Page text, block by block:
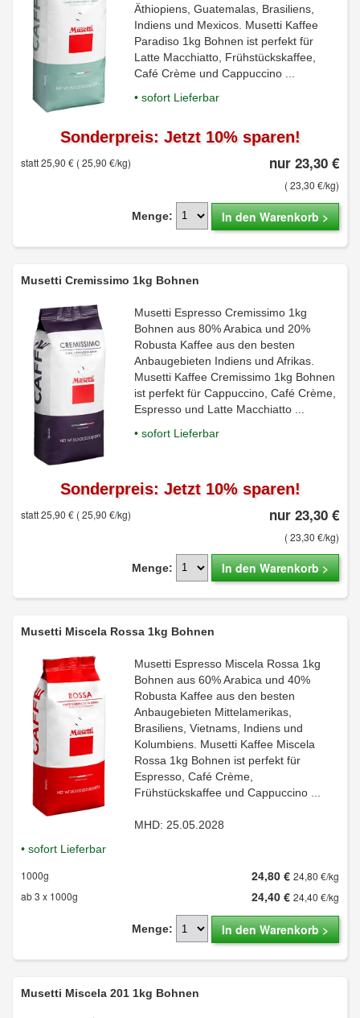
Äthiopiens, Guatemalas, Brasiliens,
Indiens und Mexicos. Musetti Kaffee
Paradiso 1kg Bohnen ist perfekt für
Latte Macchiatto, Frühstückskaffee,
Café Crème und Cappuccino ...
• sofort Lieferbar
Sonderpreis: Jetzt 10% sparen!
statt 25,90 € ( 25,90 €/kg) nur 23,30 €
( 23,30 €/kg)
Menge: In den Warenkorb >
Musetti Cremissimo 1kg Bohnen
Musetti Espresso Cremissimo 1kg
Bohnen aus 80% Arabica und 20%
Robusta Kaffee aus den besten
Anbaugebieten Indiens und Afrikas.
Musetti Kaffee Cremissimo 1kg Bohnen
ist perfekt für Cappuccino, Café Crème,
Espresso und Latte Macchiatto ...
• sofort Lieferbar
Sonderpreis: Jetzt 10% sparen!
statt 25,90 € ( 25,90 €/kg) nur 23,30 €
( 23,30 €/kg)
Menge: In den Warenkorb >
Musetti Miscela Rossa 1kg Bohnen
Musetti Espresso Miscela Rossa 1kg
Bohnen aus 60% Arabica und 40%
Robusta Kaffee aus den besten
Anbaugebieten Mittelamerikas,
Brasiliens, Vietnams, Indiens und
Kolumbiens. Musetti Kaffee Miscela
Rossa 1kg Bohnen ist perfekt für
Espresso, Café Crème,
Frühstückskaffee und Cappuccino ...
MHD: 25.05.2028
• sofort Lieferbar
1000g 24,80 € 24,80 €/kg
ab 3 x 1000g
24,40 € 24,40 €/kg
Menge: In den Warenkorb >
Musetti Miscela 201 1kg Bohnen